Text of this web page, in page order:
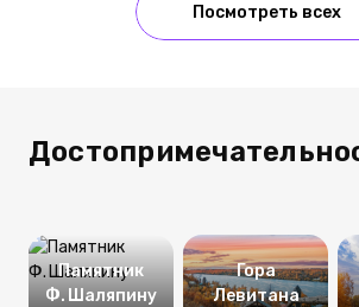
Посмотреть всех
Памятник
Ф. Шаляпину
Гора
Левитана